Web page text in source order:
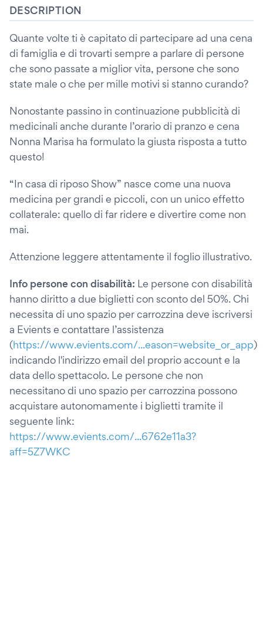
DESCRIPTION
Quante volte ti è capitato di partecipare ad una cena
di famiglia e di trovarti sempre a parlare di persone
che sono passate a miglior vita, persone che sono
state male o che per mille motivi si stanno curando?
Nonostante passino in continuazione pubblicità di
medicinali anche durante l’orario di pranzo e cena
Nonna Marisa ha formulato la giusta risposta a tutto
questo!
“In casa di riposo Show” nasce come una nuova
medicina per grandi e piccoli, con un unico effetto
collaterale: quello di far ridere e divertire come non
mai.
Attenzione leggere attentamente il foglio illustrativo.
Info persone con disabilità: Le persone con disabilità
hanno diritto a due biglietti con sconto del 50%. Chi
necessita di uno spazio per carrozzina deve iscriversi
a Evients e contattare l’assistenza
(https://www.evients.com/...eason=website_or_app)
indicando l'indirizzo email del proprio account e la
data dello spettacolo. Le persone che non
necessitano di uno spazio per carrozzina possono
acquistare autonomamente i biglietti tramite il
seguente link:
https://www.evients.com/...6762e11a3?
aff=5Z7WKC